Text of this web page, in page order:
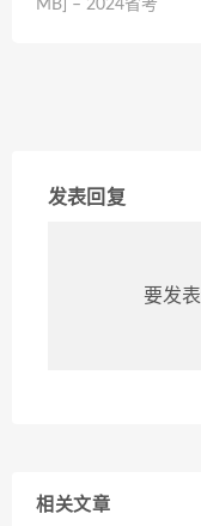
MB] – 2024省考
发表回复
要发
相关文章